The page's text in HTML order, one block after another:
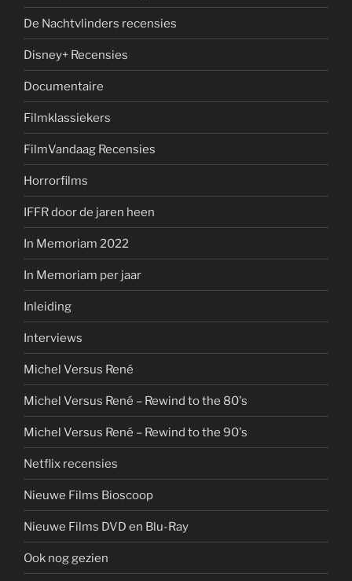
De Nachtvlinders recensies
Disney+ Recensies
Documentaire
Filmklassiekers
FilmVandaag Recensies
Horrorfilms
IFFR door de jaren heen
In Memoriam 2022
In Memoriam per jaar
Inleiding
Interviews
Michel Versus René
Michel Versus René – Rewind to the 80's
Michel Versus René – Rewind to the 90's
Netflix recensies
Nieuwe Films Bioscoop
Nieuwe Films DVD en Blu-Ray
Ook nog gezien